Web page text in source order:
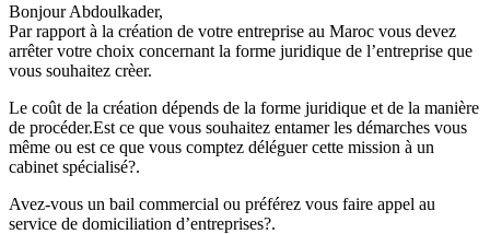
Bonjour Abdoulkader,
Par rapport à la création de votre entreprise au Maroc vous devez
arrêter votre choix concernant la forme juridique de l’entreprise que
vous souhaitez crèer.
Le coût de la création dépends de la forme juridique et de la manière
de procéder.Est ce que vous souhaitez entamer les démarches vous
même ou est ce que vous comptez déléguer cette mission à un
cabinet spécialisé?.
Avez-vous un bail commercial ou préférez vous faire appel au
service de domiciliation d’entreprises?.